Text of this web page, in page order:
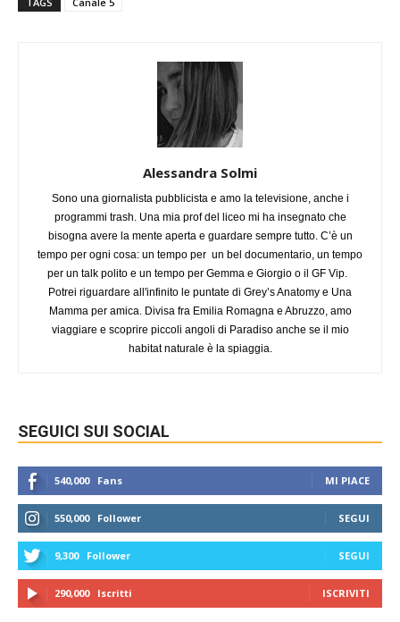
Alessandra Solmi
Sono una giornalista pubblicista e amo la televisione, anche i
programmi trash. Una mia prof del liceo mi ha insegnato che
bisogna avere la mente aperta e guardare sempre tutto. C’è un
tempo per ogni cosa: un tempo per un bel documentario, un tempo
per un talk polito e un tempo per Gemma e Giorgio o il GF Vip.
Potrei riguardare all'infinito le puntate di Grey’s Anatomy e Una
Mamma per amica. Divisa fra Emilia Romagna e Abruzzo, amo
viaggiare e scoprire piccoli angoli di Paradiso anche se il mio
habitat naturale è la spiaggia.
SEGUICI SUI SOCIAL
540,000 Fans MI PIACE
550,000 Follower SEGUI
9,300 Follower SEGUI
290,000 Iscritti ISCRIVITI